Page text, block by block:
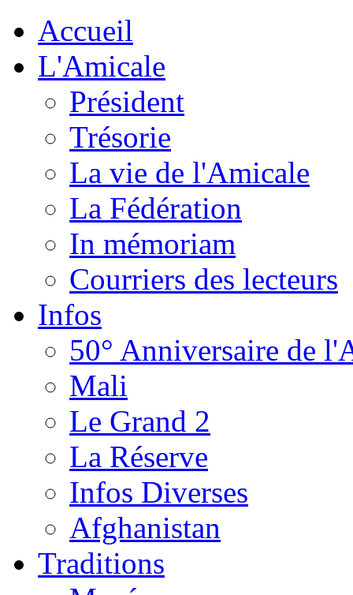
Accueil
L'Amicale
Président
Trésorie
La vie de l'Amicale
La Fédération
In mémoriam
Courriers des lecteurs
Infos
50° Anniversaire de
Mali
Le Grand 2
La Réserve
Infos Diverses
Afghanistan
Traditions